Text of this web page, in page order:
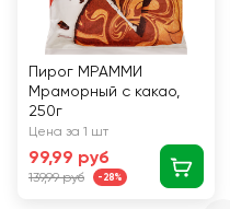
Пирог МРАММИ
Мраморный с какао,
250г
Цена за 1 шт
99,99 руб
139,99 руб -28%